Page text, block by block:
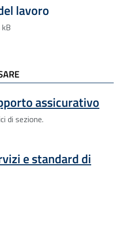
lavoro
assicurativo
di sezione.
e standard di